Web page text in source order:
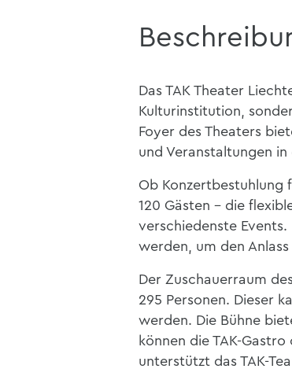
Das TAK Theater
Kulturinstitution,
Foyer des Theaters
und Veranstaltungen
Ob Konzertbestuhlung
120 Gästen – die
verschiedenste
werden, um den
Der Zuschauerraum
295 Personen. Dieser
werden. Die Bühne
können die TAK-
unterstützt das TAK-